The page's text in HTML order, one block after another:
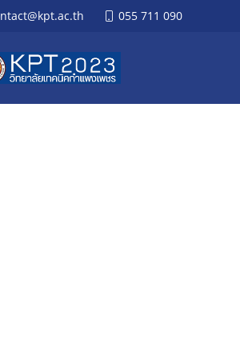
055 711 090